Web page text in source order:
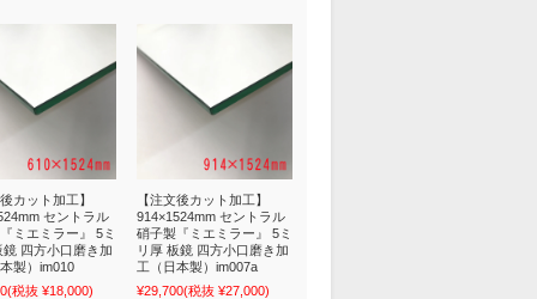
カット加工】
セントラル
ミエミラー』 5ミ
鏡 四方小口磨き加
製）im010
(税抜 ¥18,000)
【注文後カット加工】
914×1524mm セントラル
硝子製『ミエミラー』 5ミ
リ厚 板鏡 四方小口磨き加
工（日本製）im007a
¥29,700(税抜 ¥27,000)